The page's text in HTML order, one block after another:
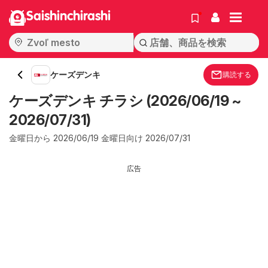
Saishinchirashi
ケーズデンキ 購読する
ケーズデンキ チラシ (2026/06/19 ~
2026/07/31)
金曜日から 2026/06/19 金曜日向け 2026/07/31
広告